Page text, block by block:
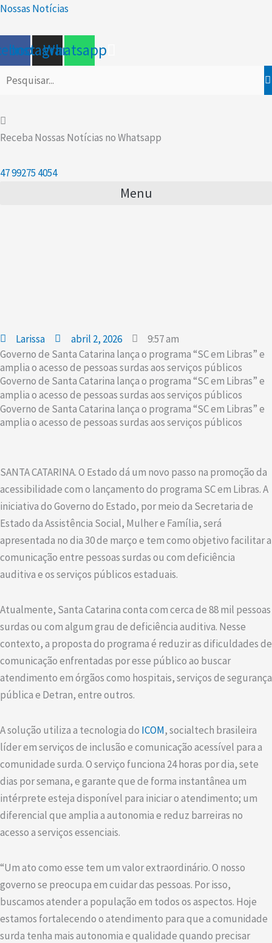
Ir
conteúdo
Nossas Notícias
InstagramWhatsapp
Receba Nossas Notícias no Whatsapp
4799275 4054
Menu
Larissa abril 2, 2026
9:57 am
Governo de Santa Catarina lança o programa “SC em Libras” e
amplia o acesso de pessoas surdas aos serviços públicos
Governo de Santa Catarina lança o programa “SC em Libras” e
amplia o acesso de pessoas surdas aos serviços públicos
Governo de Santa Catarina lança o programa “SC em Libras” e
amplia o acesso de pessoas surdas aos serviços públicos
SANTA CATARINA. O Estado dá um novo passo na promoção da
acessibilidade com o lançamento do programa SC em Libras. A
iniciativa do Governo do Estado, por meio da Secretaria de
Estado da Assistência Social, Mulher e Família, será
apresentada no dia 30 de março e tem como objetivo facilitar a
comunicação entre pessoas surdas ou com deficiência
auditiva e os serviços públicos estaduais.
Atualmente, Santa Catarina conta com cerca de 88 mil pessoas
surdas ou com algum grau de deficiência auditiva. Nesse
contexto, a proposta do programa é reduzir as dificuldades de
comunicação enfrentadas por esse público ao buscar
atendimento em órgãos como hospitais, serviços de segurança
pública e Detran, entre outros.
A solução utiliza a tecnologia do ICOM, socialtech brasileira
líder em serviços de inclusão e comunicação acessível para a
comunidade surda. O serviço funciona 24 horas por dia, sete
dias por semana, e garante que de forma instantânea um
intérprete esteja disponível para iniciar o atendimento; um
diferencial que amplia a autonomia e reduz barreiras no
acesso a serviços essenciais.
“Um ato como esse tem um valor extraordinário. O nosso
governo se preocupa em cuidar das pessoas. Por isso,
buscamos atender a população em todos os aspectos. Hoje
estamos fortalecendo o atendimento para que a comunidade
surda tenha mais autonomia e qualidade quando precisar
Scroll